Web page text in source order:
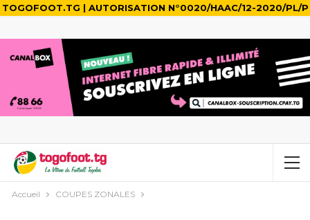
TOGOFOOT.TG | AUTORISATION N°0020/HAAC/12-2020/PL/P
Accueil COUPES ZONALES